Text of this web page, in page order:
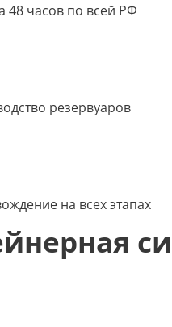
48 часов по всей РФ
резервуаров
на всех этапах